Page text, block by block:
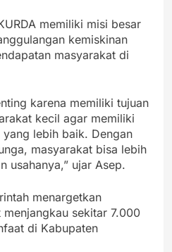
memiliki misi besar
kemiskinan
masyarakat di
karena memiliki tujuan
kecil agar memiliki
yang lebih baik. Dengan
masyarakat bisa lebih
usahanya,” ujar Asep.
menargetkan
sekitar 7.000
di Kabupaten